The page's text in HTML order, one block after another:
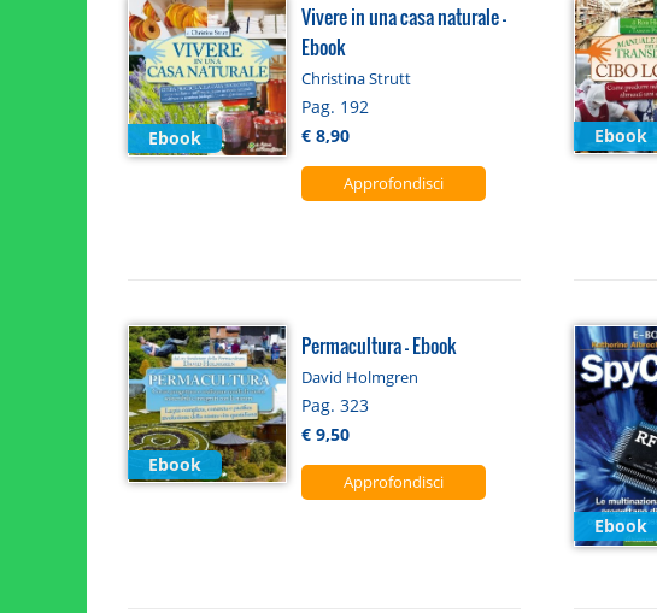
Ebook
Vivere in una casa naturale -
Ebook
Christina Strutt
Pag. 192
€ 8,90
Approfondisci
Ebook
Ebook
Permacultura - Ebook
David Holmgren
Pag. 323
€ 9,50
Approfondisci
Ebook